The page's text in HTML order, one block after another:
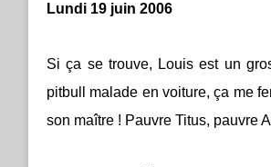
Lundi 19 juin 2006
Si ça se trouve, Louis est un
pitbull malade en voiture, ça me
son maître ! Pauvre Titus, pauvre